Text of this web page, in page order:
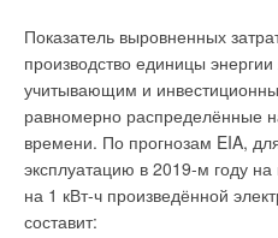
Показатель выровненных
производство единицы
учитывающим и
равномерно распределённые
времени. По прогнозам EIA,
эксплуатацию в 2019-м году
на 1 кВт-ч произведённой
составит: